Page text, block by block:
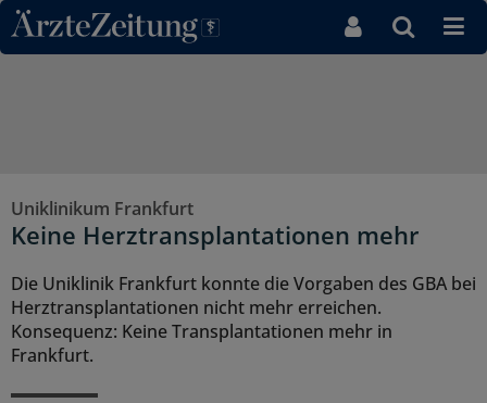
Direkt zum Inhaltsbereich
Uniklinikum Frankfurt
Keine Herztransplantationen mehr
Die Uniklinik Frankfurt konnte die Vorgaben des GBA bei
Herztransplantationen nicht mehr erreichen.
Konsequenz: Keine Transplantationen mehr in
Frankfurt.